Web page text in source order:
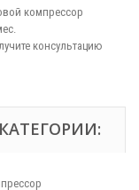
компрессор
консультацию